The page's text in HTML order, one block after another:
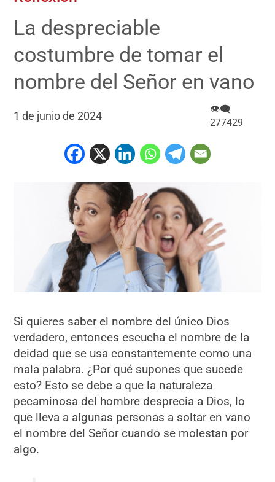
La despreciable
costumbre de tomar el
nombre del Señor en vano
1 de junio de 2024
👁‍🗨
277429
Si quieres saber el nombre del único Dios
verdadero, entonces escucha el nombre de la
deidad que se usa constantemente como una
mala palabra. ¿Por qué supones que sucede
esto? Esto se debe a que la naturaleza
pecaminosa del hombre desprecia a Dios, lo
que lleva a algunas personas a soltar en vano
el nombre del Señor cuando se molestan por
algo.